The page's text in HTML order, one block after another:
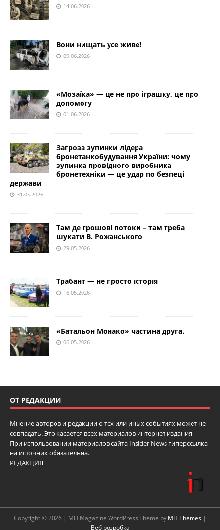
14.06.2026
Вони нищать усе живе!
09.06.2026
«Мозаїка» — це не про іграшку, це про
допомогу
01.06.2026
Загроза зупинки лідера
бронетанкобудування України: чому
зупинка провідного виробника
бронетехніки — це удар по безпеці
держави
31.05.2026
Там де грошові потоки – там треба
шукати В. Рожанського
29.05.2026
Трабант — не просто історія
16.05.2026
«Батальон Монако» частина друга.
06.05.2026
ОТ РЕДАКЦИИ
Мнение авторов и редакции о тех или иных событиях может не
совпадать. Это касается всех материалов интернет издания.
При использовании материалов сайта Insider News гиперссылка
на источник обязательна.
РЕДАКЦИЯ
Copyright © 2026 | MH Magazine WordPress Theme by MH Themes |
Веб розробка